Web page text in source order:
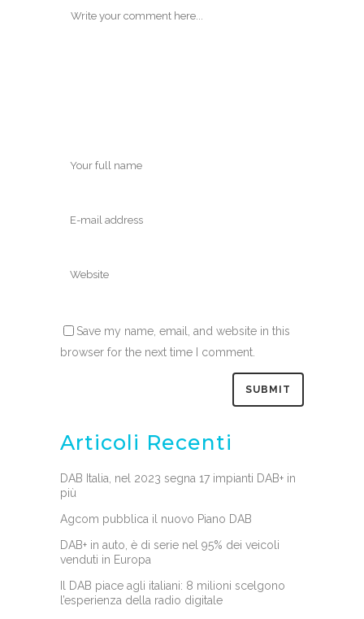
Save my name, email, and website in this
browser for the next time I comment.
Articoli Recenti
DAB Italia, nel 2023 segna 17 impianti DAB+ in
più
Agcom pubblica il nuovo Piano DAB
DAB+ in auto, è di serie nel 95% dei veicoli
venduti in Europa
Il DAB piace agli italiani: 8 milioni scelgono
l’esperienza della radio digitale